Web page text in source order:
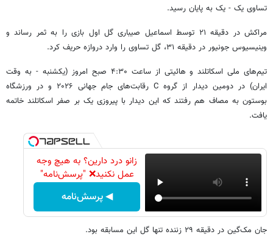
تساوی یک - یک به پایان رسید.
مراکش در دقیقه ۲۱ توسط اسماعیل صیباری گل اول بازی را به ثمر رساند و
وینیسیوس جونیور در دقیقه ۳۱، گل تساوی را وارد دروازه حریف کرد.
تیم‌های ملی اسکاتلند و هائیتی از ساعت ۴:۳۰ صبح امروز (یکشنبه - به وقت
ایران) در دومین دیدار از گروه C رقابت‌های جام جهانی ۲۰۲۶ و در ورزشگاه
بوستون به مصاف هم رفتند که‌ این دیدار با پیروزی یک بر صفر اسکاتلند خاتمه
یافت.
زانو درد دارین؟ به هیچ وجه
عمل نکنید❌ "پرسش‌نامه"
◀ پرسش‌نامه
جان مک‌گین در دقیقه ۲۹ زننده تنها گل این مسابقه بود.